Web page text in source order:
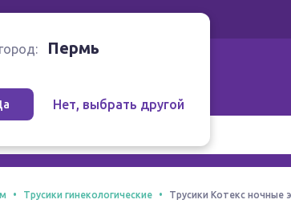
Пермь
Нет, выбрать другой
Трусики гинекологические Трусики Котекс ночные